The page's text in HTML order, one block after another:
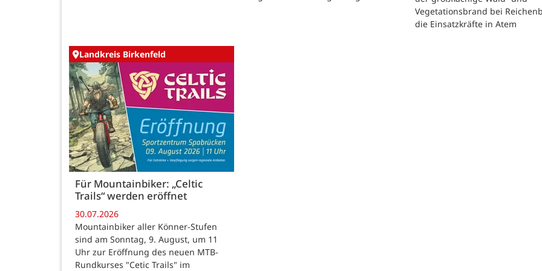
Vegetationsbrand bei
die Einsatzkräfte in Atem
Landkreis Birkenfeld
Für Mountainbiker: „Celtic
Trails“ werden eröffnet
30.07.2026
Mountainbiker aller Könner-Stufen
sind am Sonntag, 9. August, um 11
Uhr zur Eröffnung des neuen MTB-
Rundkurses "Cetic Trails" im